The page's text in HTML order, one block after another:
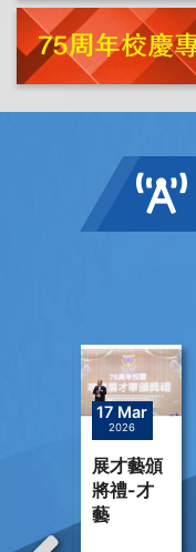
17 Mar
2026
展才藝頒
將禮-才
藝